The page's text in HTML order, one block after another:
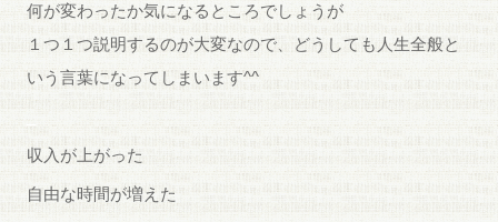
何が変わったか気になるところでしょうが
１つ１つ説明するのが大変なので、どうしても人生全般と
いう言葉になってしまいます^^
収入が上がった
自由な時間が増えた